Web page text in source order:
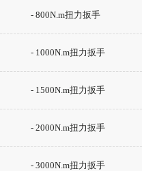
- 800N.m扭力扳手
- 1000N.m扭力扳手
- 1500N.m扭力扳手
- 2000N.m扭力扳手
- 3000N.m扭力扳手